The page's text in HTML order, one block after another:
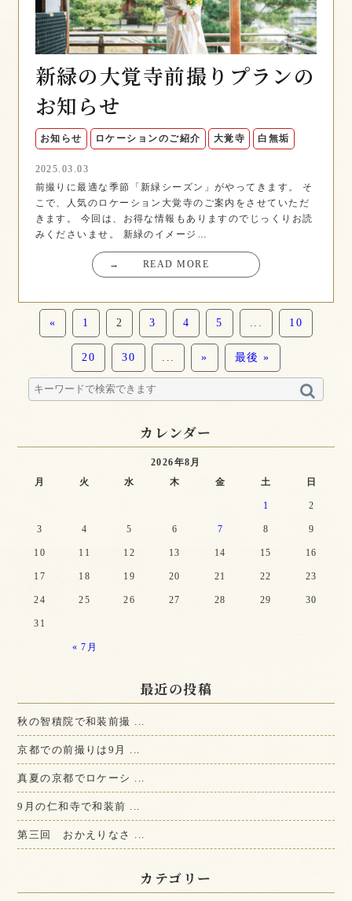
新緑の大覚寺前撮りプランの
お知らせ
お知らせ ロケーションのご紹介 大覚寺 白無垢
2025.03.03
前撮りに最適な季節「新緑シーズン」がやってきます。 そ
こで、人気のロケーション大覚寺のご案内をさせていただ
きます。 今回は、お得な情報もありますのでじっくりお読
みくださいませ。 新緑のイメージ…
→ READ MORE
« 1 2 3 4 5 ... 10
20 30 ... » 最後 »
カレンダー
2026年8月
月
火 水 木 金 土 日
« 7月
1 2
3 4 5 6 7 8 9
10 11 12 13 14 15 16
17 18 19 20 21 22 23
24 25 26 27 28 29 30
31
最近の投稿
秋の智積院で和装前撮 ...
京都での前撮りは9月 ...
真夏の京都でロケーシ ...
9月の仁和寺で和装前 ...
第三回 おかえりなさ ...
カテゴリー